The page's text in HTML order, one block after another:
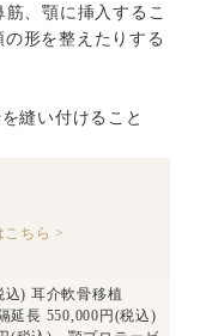
、顎に挿入するこ
形を整えたりする
縫い付けること
こちら >
込) 耳介軟骨移植
延長 550,000円(税込)